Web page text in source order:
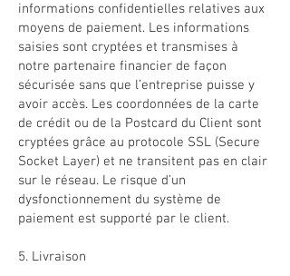
informations confidentielles relatives aux
moyens de paiement. Les informations
saisies sont cryptées et transmises à
notre partenaire financier de façon
sécurisée sans que l’entreprise puisse y
avoir accès. Les coordonnées de la carte
de crédit ou de la Postcard du Client sont
cryptées grâce au protocole SSL (Secure
Socket Layer) et ne transitent pas en clair
sur le réseau. Le risque d’un
dysfonctionnement du système de
paiement est supporté par le client.
5. Livraison